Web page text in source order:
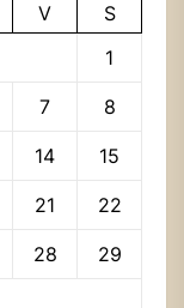
V
S
1
7 8
14 15
21 22
28 29